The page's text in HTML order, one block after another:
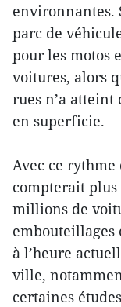
environnantes.
parc de
pour les motos
voitures, alors
rues n’a atteint
en superficie.
Avec ce rythme
compterait plus
millions de
à l’heure
ville,
certaines